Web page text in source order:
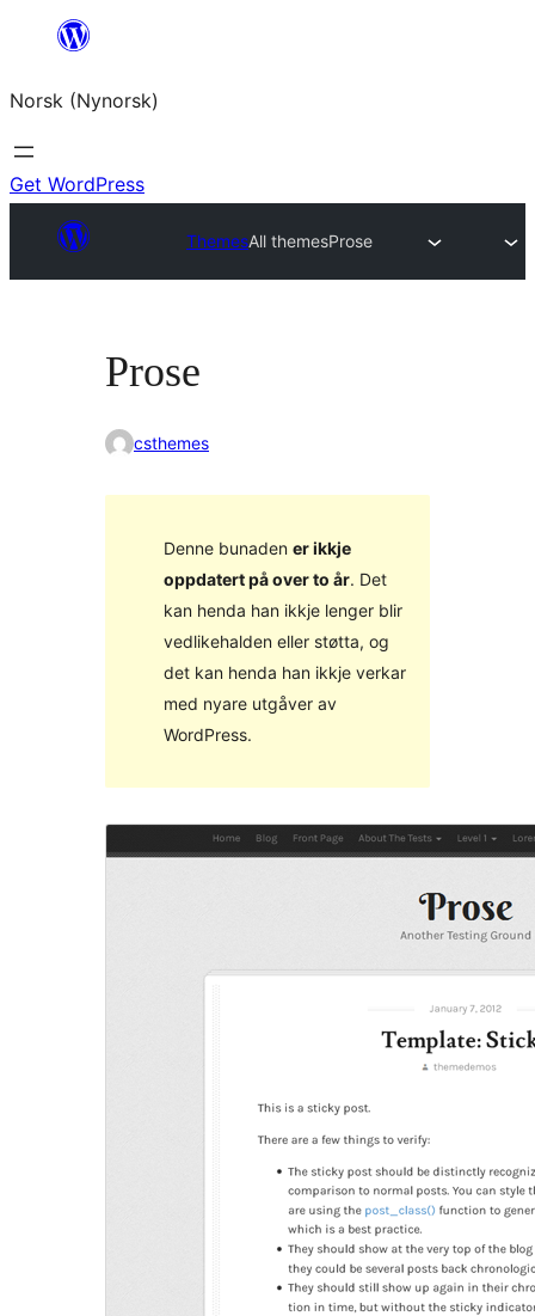
content
Norsk (Nynorsk)
Get WordPress
ThemesAll themesProse
Prose
csthemes
Denne bunaden er ikkje
oppdatert på over to år. Det
kan henda han ikkje lenger blir
vedlikehalden eller støtta, og
det kan henda han ikkje verkar
med nyare utgåver av
WordPress.